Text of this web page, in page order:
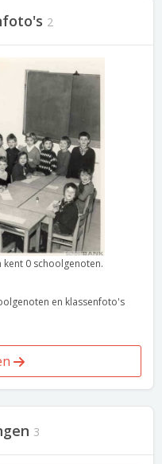
2
0 schoolgenoten.
en klassenfoto's
3